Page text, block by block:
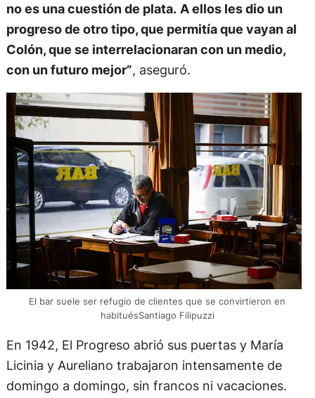
no es una cuestión de plata. A ellos les dio un
progreso de otro tipo, que permitía que vayan al
Colón, que se interrelacionaran con un medio,
con un futuro mejor”, aseguró.
El bar suele ser refugio de clientes que se convirtieron en
habituésSantiago Filipuzzi
En 1942, El Progreso abrió sus puertas y María
Licinia y Aureliano trabajaron intensamente de
domingo a domingo, sin francos ni vacaciones.